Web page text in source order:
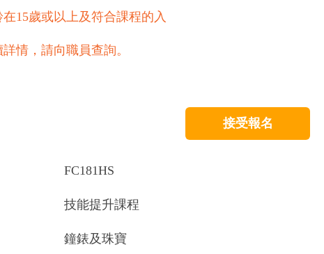
15歲或以上及符合課程的入
情，請向職員查詢。
接受報名
FC181HS
技能提升課程
鐘錶及珠寶